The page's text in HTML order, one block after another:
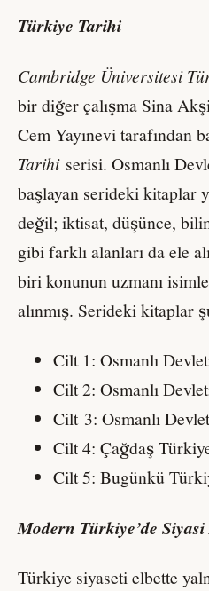
Türkiye Tarihi
Cambridge Üniversitesi
bir diğer çalışma Sina
Cem Yayınevi tarafından
Tarihiserisi. Osmanlı
başlayan serideki kitaplar
değil; iktisat, düşünce,
gibi farklı alanları da ele
biri konunun uzmanı
alınmış. Serideki kitaplar
Cilt 1: Osmanlı
Cilt 2: Osmanlı
Cilt 3: Osmanlı
Cilt 4: Çağdaş
Cilt 5: Bugünkü
Modern Türkiye’de
Türkiye siyaseti elbette